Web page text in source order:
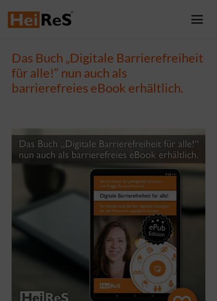
Das Buch „Digitale Barrierefreiheit
für alle!“ nun auch als
barrierefreies eBook erhältlich.